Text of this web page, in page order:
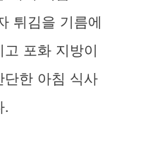
튀김을 기름에
포화 지방이
단한 아침 식사
.